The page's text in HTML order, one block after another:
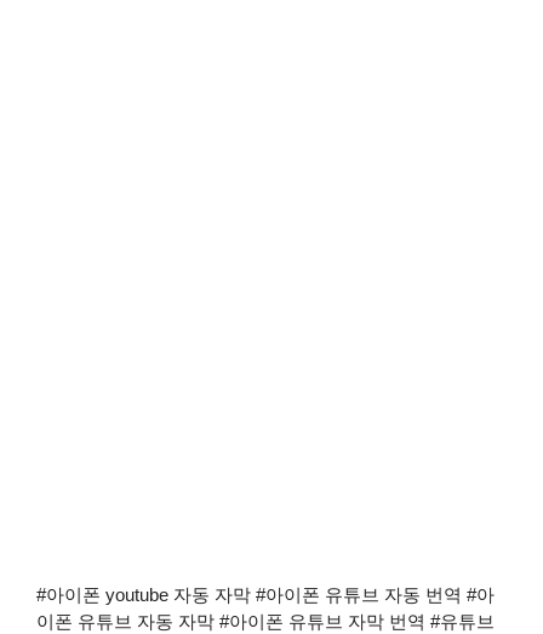
#아이폰 youtube 자동 자막 #아이폰 유튜브 자동 번역 #아
이폰 유튜브 자동 자막 #아이폰 유튜브 자막 번역 #유튜브